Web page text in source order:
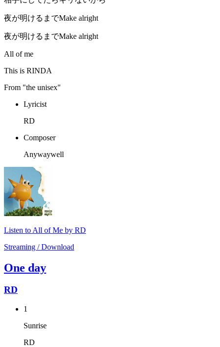
夜が明けるまでMake alright
夜が明けるまでMake alright
All of me
This is RINDA
From "the unisex"
Lyricist
RD
Composer
Anywaywell
Listen to All of Me by RD
Streaming / Download
One day
RD
1
Sunrise
RD